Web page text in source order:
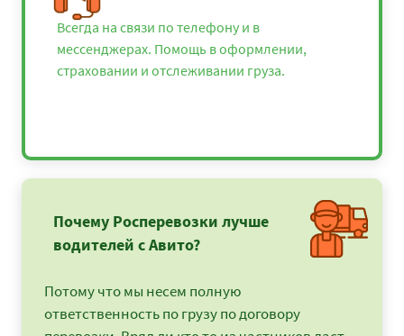
Всегда на связи по телефону и в
мессенджерах. Помощь в оформлении,
страховании и отслеживании груза.
Почему Росперевозки лучше
водителей с Авито?
Потому что мы несем полную
ответственность по грузу по договору